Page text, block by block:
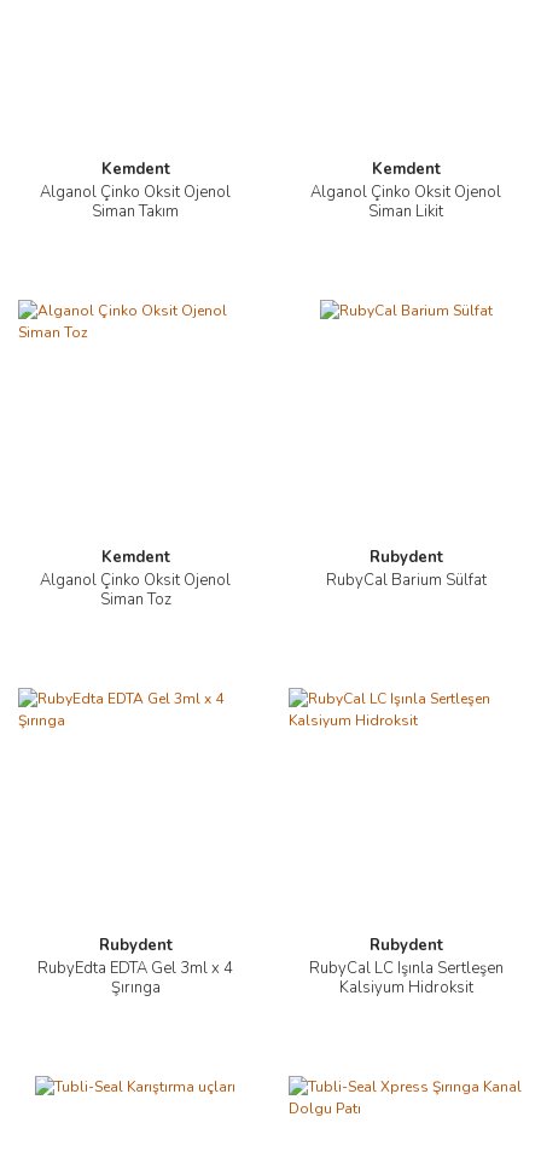
Kemdent
Alganol Çinko Oksit Ojenol
Siman Takım
Kemdent
Alganol Çinko Oksit Ojenol
Siman Likit
Kemdent
Alganol Çinko Oksit Ojenol
Siman Toz
Rubydent
RubyCal Barium Sülfat
Rubydent
RubyEdta EDTA Gel 3ml x 4
Şırınga
Rubydent
RubyCal LC Işınla Sertleşen
Kalsiyum Hidroksit